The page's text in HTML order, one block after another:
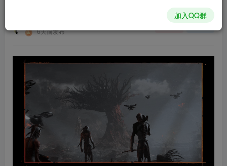
6天前发布
加入QQ群